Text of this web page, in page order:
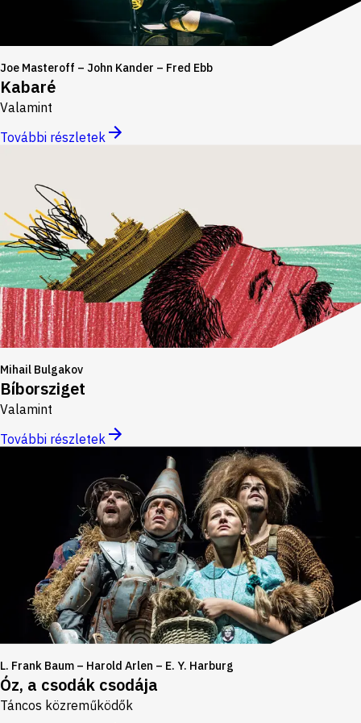
Joe Masteroff – John Kander – Fred Ebb
Kabaré
Valamint
További részletek
Mihail Bulgakov
Bíborsziget
Valamint
További részletek
L. Frank Baum – Harold Arlen – E. Y. Harburg
Óz, a csodák csodája
Táncos közreműködők